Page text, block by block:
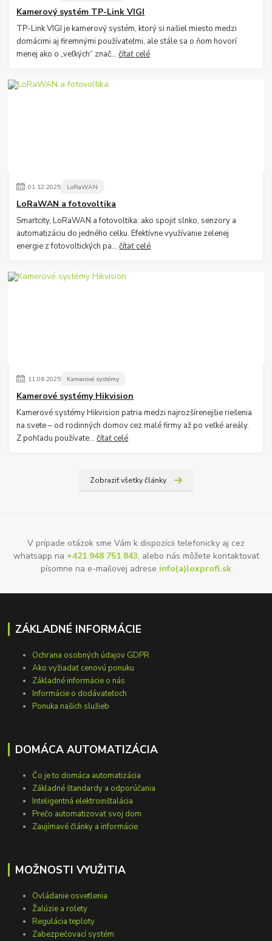
Kamerový systém TP-Link VIGI
TP-Link VIGI je kamerový systém, ktorý si našiel miesto medzi
domácimi aj firemnými používateľmi, ale stále sa o ňom hovorí
menej ako o „veľkých“ znač...čítať celé
01.12.2025 LoRaWAN
LoRaWAN a fotovoltika
Smartcity, LoRaWAN a fotovoltika: ako spojiť slnko, senzory a
automatizáciu do jedného celku. Efektívne využívanie zelenej
energie z fotovoltických pa...čítať celé
11.06.2025 Kamerové systémy
Kamerové systémy Hikvision
Kamerové systémy Hikvision patria medzi najrozšírenejšie riešenia
na svete – od rodinných domov cez malé firmy až po veľké areály.
Z pohľadu používate...čítať celé
Zobraziť všetky články
V prípade otázok sme Vám k dispozícii telefonicky aj cez
whatsapp na +421 948 751 843, alebo nás môžete kontaktovať
písomne na e-mailovej adrese info(a)loxprofi.sk
ZÁKLADNÉ INFORMÁCIE
Ochrana osobných údajov GDPR
Ako vyžiadať cenovú ponuku
Základné informácie o nás
Informácie o dodávateľoch
Ponuka našich služieb
DOMÁCA AUTOMATIZÁCIA
Čo je to domáca automatizácia
Základné štandardy a odporúčania
Inteligentná elektroinštalácia
Prečo automatizovať svoj dom
Zaujímavé články a informácie
MOŽNOSTI VYUŽITIA
Ovládanie osvetlenia
Žalúzie a rolety
Regulácia teploty
Zabezpečovací systém